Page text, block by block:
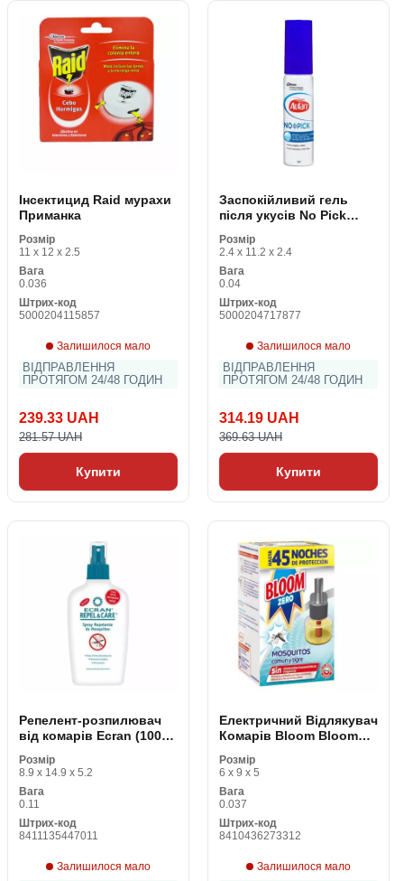
Інсектицид Raid мурахи
Приманка
Розмір
11 x 12 x 2.5
Вага
0.036
Штрих-код
5000204115857
Залишилося мало
ВІДПРАВЛЕННЯ
ПРОТЯГОМ 24/48 ГОДИН
239.33 UAH
281.57 UAH
Купити
Заспокійливий гель
після укусів No Pick
ml) 25 ml
Розмір
2.4 x 11.2 x 2.4
Вага
0.04
Штрих-код
5000204717877
Залишилося мало
ВІДПРАВЛЕННЯ
ПРОТЯГОМ 24/48 ГОДИН
314.19 UAH
369.63 UAH
Купити
Репелент-розпилювач
від комарів Ecran (100
Розмір
8.9 x 14.9 x 5.2
Вага
0.11
Штрих-код
8411135447011
Залишилося мало
Електричний Відлякувач
Комарів Bloom Bloom
Розмір
6 x 9 x 5
Вага
0.037
Штрих-код
8410436273312
Залишилося мало